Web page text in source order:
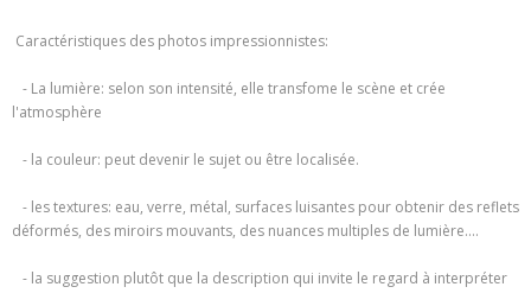
Caractéristiques des photos impressionnistes:
- La lumière: selon son intensité, elle transfome le scène et crée
l'atmosphère
- la couleur: peut devenir le sujet ou être localisée.
- les textures: eau, verre, métal, surfaces luisantes pour obtenir des reflets
déformés, des miroirs mouvants, des nuances multiples de lumière….
- la suggestion plutôt que la description qui invite le regard à interpréter